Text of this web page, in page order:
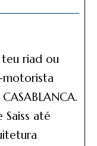
riad ou
motorista
Saiss até